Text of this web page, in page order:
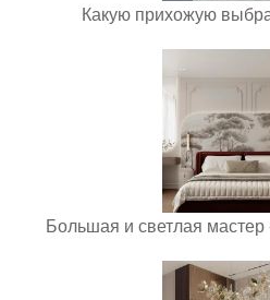
Какую прихожую
Большая и светлая мастер